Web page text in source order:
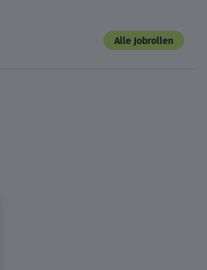
Alle Jobrollen